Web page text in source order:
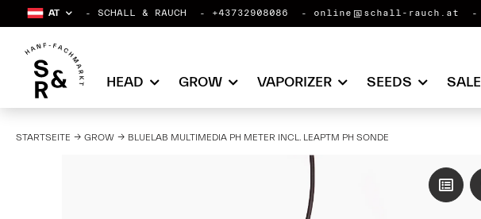
AT SCHALL & RAUCH +43732908086 online@schall-rauch.at
HEAD GROW VAPORIZER SEEDS SALE
STARTSEITE GROW BLUELAB MULTIMEDIA PH METER INCL. LEAPTM PH SONDE